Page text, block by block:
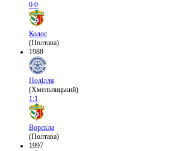
0:0
Колос
(Полтава)
1988
Поділля
(Хмельницький)
1:1
Ворскла
(Полтава)
1997